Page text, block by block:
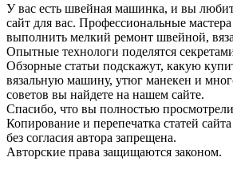
У вас есть швейная машинка, и вы
сайт для вас. Профессиональные
выполнить мелкий ремонт швейной,
Опытные технологи поделятся
Обзорные статьи подскажут, какую
вязальную машину, утюг манекен и
советов вы найдете на нашем сайте.
Спасибо, что вы полностью
Копирование и перепечатка статей
без согласия автора запрещена.
Авторские права защищаются законом.